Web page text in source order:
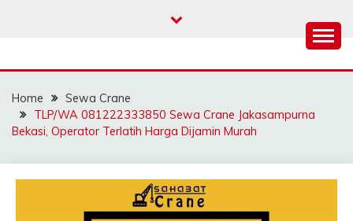
SAHABAT CRANE |
JASA SEWA CRANE |
FORKLIFT | SKYLIFT
Home
Sewa Crane
TLP/WA 081222333850 Sewa Crane Jakasampurna
Bekasi, Operator Terlatih Harga Dijamin Murah